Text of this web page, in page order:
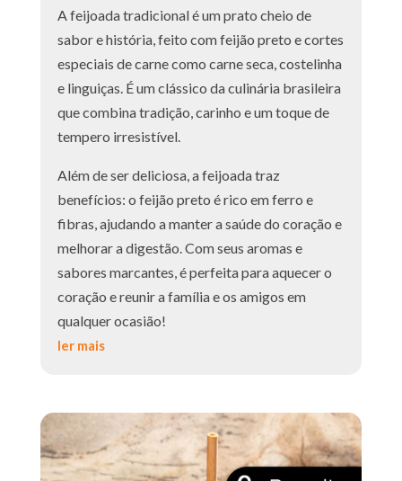
A feijoada tradicional é um prato cheio de
sabor e história, feito com feijão preto e cortes
especiais de carne como carne seca, costelinha
e linguiças. É um clássico da culinária brasileira
que combina tradição, carinho e um toque de
tempero irresistível.
Além de ser deliciosa, a feijoada traz
benefícios: o feijão preto é rico em ferro e
fibras, ajudando a manter a saúde do coração e
melhorar a digestão. Com seus aromas e
sabores marcantes, é perfeita para aquecer o
coração e reunir a família e os amigos em
qualquer ocasião!
ler mais